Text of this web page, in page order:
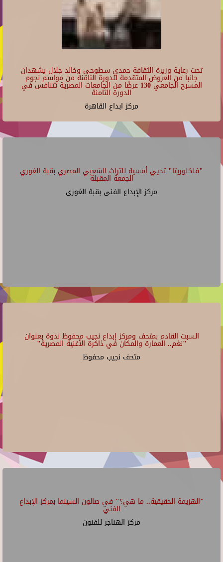
تحت رعاية وزيرة الثقافة حمدي سطوحي وخالد جلال يشهدان
جانبا من العروض المتقدمة للدورة الثامنة من مواسم نجوم
المسرح الجامعي 130 عرضًا من الجامعات المصرية تتنافس في
الدورة الثامنة
مركز ابداع القاهرة
"فلكلوريتا" تحيي أمسية للتراث الشعبي المصري بقبة الغوري
الجمعة المقبلة
مركز الإبداع الفنى بقبة الغورى
السبت القادم بمتحف ومركز إبداع نجيب محفوظ ندوة بعنوان
"نغم.. العمارة والمكان في ذاكرة الأغنية المصرية"
متحف نجيب محفوظ
"الهزيمة الحقيقية.. ما هي؟" في صالون السينما بمركز الإبداع
الفني
مركز الهناجر للفنون